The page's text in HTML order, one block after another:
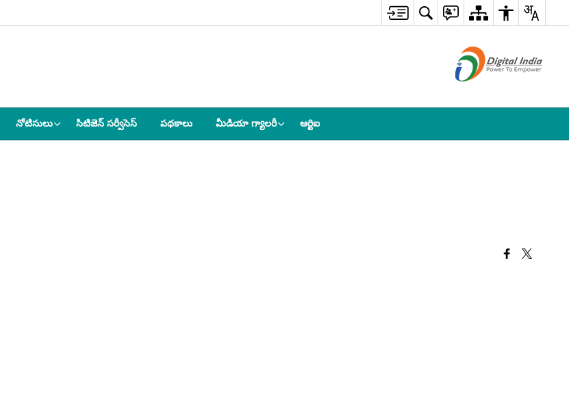
నోటిసులు సిటిజెన్ సర్వీసెస్ పథకాలు మీడియా గ్యాలరీ ఆర్టిఐ